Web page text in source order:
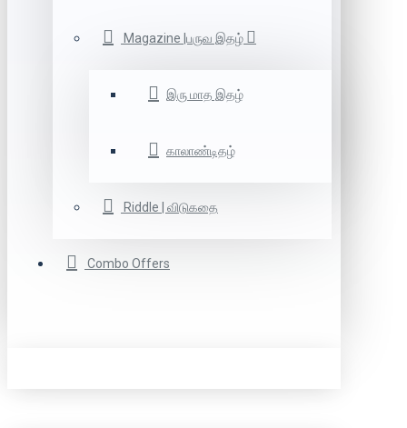
Magazine |பருவ இதழ்
இரு மாத இதழ்
காலாண்டிதழ்
Riddle | விடுகதை
Combo Offers